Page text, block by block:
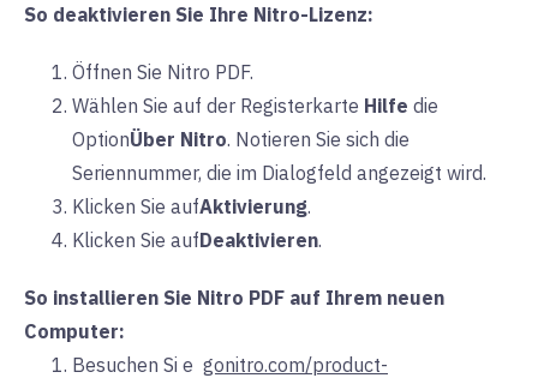
So deaktivieren Sie Ihre Nitro-Lizenz:
Öffnen Sie Nitro PDF.
Wählen Sie auf der Registerkarte Hilfe die
OptionÜber Nitro. Notieren Sie sich die
Seriennummer, die im Dialogfeld angezeigt wird.
Klicken Sie aufAktivierung.
Klicken Sie aufDeaktivieren.
So installieren Sie Nitro PDF auf Ihrem neuen
Computer:
Besuchen Si e gonitro.com/product-